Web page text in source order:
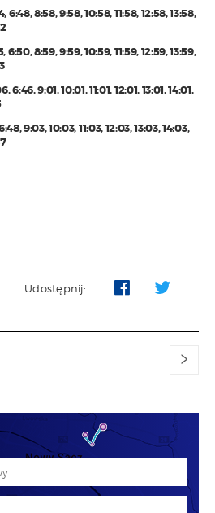
9:58, 10:58, 11:58, 12:58, 13:58,
9:59, 10:59, 11:59, 12:59, 13:59,
9:01, 10:01, 11:01, 12:01, 13:01, 14:01,
11:03, 12:03, 13:03, 14:03,
Udostępnij:
>